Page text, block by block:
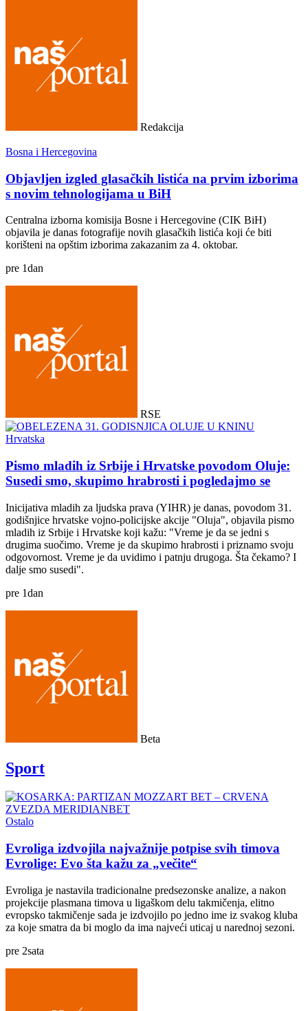
Redakcija
Bosna i Hercegovina
Objavljen izgled glasačkih listića na prvim izborima
s novim tehnologijama u BiH
Centralna izborna komisija Bosne i Hercegovine (CIK BiH)
objavila je danas fotografije novih glasačkih listića koji će biti
korišteni na opštim izborima zakazanim za 4. oktobar.
pre 1dan
RSE
Hrvatska
Pismo mladih iz Srbije i Hrvatske povodom Oluje:
Susedi smo, skupimo hrabrosti i pogledajmo se
Inicijativa mladih za ljudska prava (YIHR) je danas, povodom 31.
godišnjice hrvatske vojno-policijske akcije "Oluja", objavila pismo
mladih iz Srbije i Hrvatske koji kažu: "Vreme je da se jedni s
drugima suočimo. Vreme je da skupimo hrabrosti i priznamo svoju
odgovornost. Vreme je da uvidimo i patnju drugoga. Šta čekamo? I
dalje smo susedi".
pre 1dan
Beta
Sport
Ostalo
Evroliga izdvojila najvažnije potpise svih timova
Evrolige: Evo šta kažu za „večite“
Evroliga je nastavila tradicionalne predsezonske analize, a nakon
projekcije plasmana timova u ligaškom delu takmičenja, elitno
evropsko takmičenje sada je izdvojilo po jedno ime iz svakog kluba
za koje smatra da bi moglo da ima najveći uticaj u narednoj sezoni.
pre 2sata